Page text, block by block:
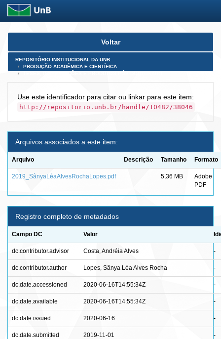
Skip
Voltar
REPOSITÓRIO INSTITUCIONAL DA UNB
PRODUÇÃO ACADÊMICA E CIENTÍFICA
Use este identificador para citar ou linkar para este item:
http://repositorio.unb.br/handle/10482/38046
Arquivos associados a este item:
Arquivo Descrição Tamanho Formato
2019_SânyaLéaAlvesRochaLopes.pdf 5,36 MB
Adobe
PDF
Registro completo de metadados
Campo DC Valor
dc.contributor.advisor Costa, Andréia Alves -
dc.contributor.author Lopes, Sânya Léa Alves Rocha -
dc.date.accessioned 2020-06-16T14:55:34Z -
dc.date.available 2020-06-16T14:55:34Z -
dc.date.issued 2020-06-16 -
dc.date.submitted 2019-11-01 -